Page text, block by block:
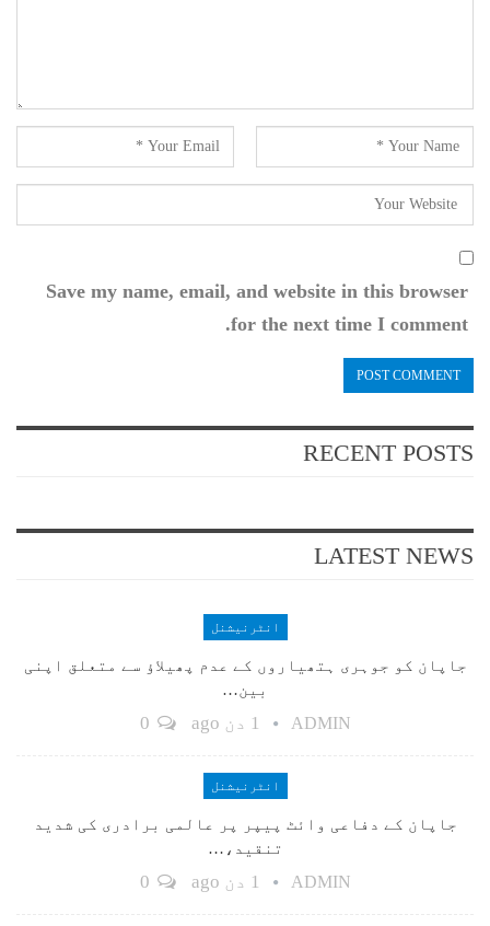
Save my name, email, and website in this browser
for the next time I comment.
RECENT POSTS
LATEST NEWS
انٹرنیشنل
جاپان کو جوہری ہتھیاروں کے عدم پھیلاؤ سے متعلق اپنی
بین…
ADMIN 1 دن ago
انٹرنیشنل
جاپان کے دفاعی وائٹ پیپر پر عالمی برادری کی شدید
تنقید،…
ADMIN 1 دن ago